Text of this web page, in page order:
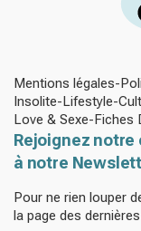
Mentions légales
Insolite Lifestyle
Love & Sexe Fiches
Rejoignez
à notre
Pour ne rien louper
la page des